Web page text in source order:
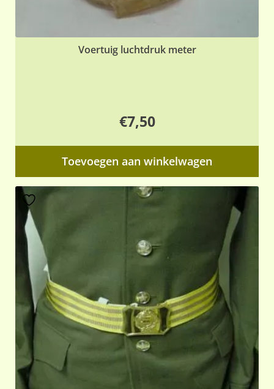
Voertuig luchtdruk meter
€7,50
Toevoegen aan winkelwagen